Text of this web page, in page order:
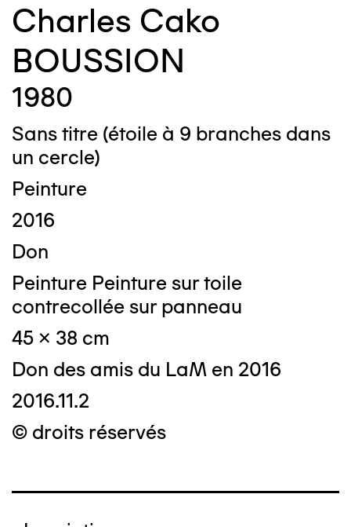
Charles Cako
BOUSSION
1980
Sans titre (étoile à 9 branches dans
un cercle)
Peinture
2016
Don
Peinture Peinture sur toile
contrecollée sur panneau
45 x 38 cm
Don des amis du LaM en 2016
2016.11.2
© droits réservés